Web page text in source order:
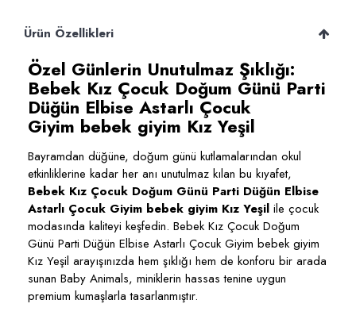
Ürün Özellikleri
Özel Günlerin Unutulmaz Şıklığı:
Bebek Kız Çocuk Doğum Günü Parti
Düğün Elbise Astarlı Çocuk
Giyim bebek giyim Kız Yeşil
Bayramdan düğüne, doğum günü kutlamalarından okul
etkinliklerine kadar her anı unutulmaz kılan bu kıyafet,
Bebek Kız Çocuk Doğum Günü Parti Düğün Elbise
Astarlı Çocuk Giyim bebek giyim Kız Yeşil ile çocuk
modasında kaliteyi keşfedin. Bebek Kız Çocuk Doğum
Günü Parti Düğün Elbise Astarlı Çocuk Giyim bebek giyim
Kız Yeşil arayışınızda hem şıklığı hem de konforu bir arada
sunan Baby Animals, miniklerin hassas tenine uygun
premium kumaşlarla tasarlanmıştır.